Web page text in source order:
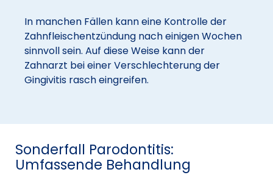
In manchen Fällen kann eine Kontrolle der
Zahnfleischentzündung nach einigen Wochen
sinnvoll sein. Auf diese Weise kann der
Zahnarzt bei einer Verschlechterung der
Gingivitis rasch eingreifen.
Sonderfall Parodontitis:
Umfassende Behandlung